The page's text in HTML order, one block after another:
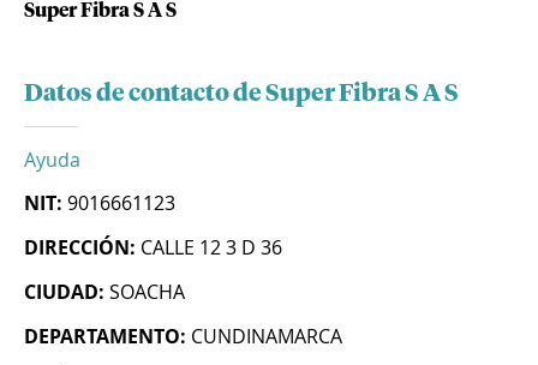
Super Fibra S A S
Datos de contacto de Super Fibra S A S
Ayuda
NIT: 9016661123
DIRECCIÓN: CALLE 12 3 D 36
CIUDAD: SOACHA
DEPARTAMENTO: CUNDINAMARCA